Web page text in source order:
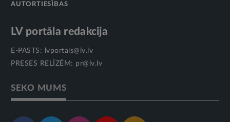
AUTORTIESĪBAS
LV portāla redakcija
E-PASTS:
lvportals@lv.lv
PRESES RELĪZĒM: pr@lv.lv
SEKO MUMS